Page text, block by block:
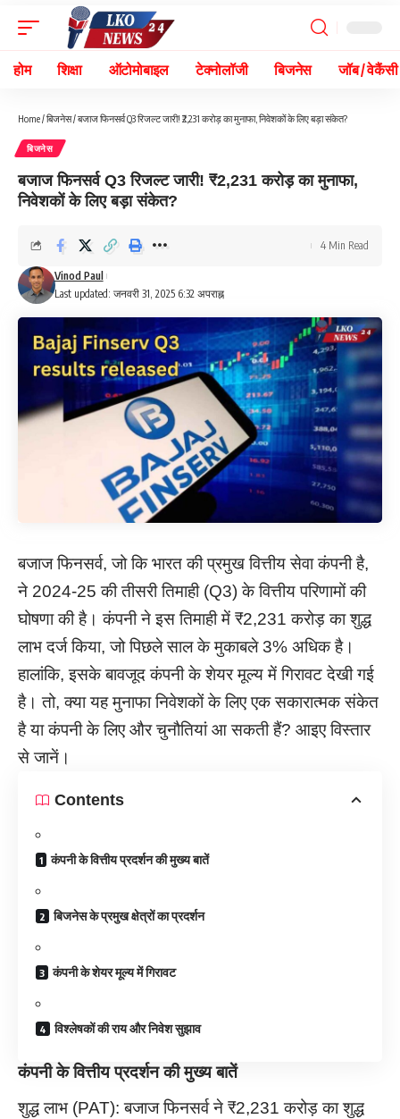
होम शिक्षा ऑटोमोबाइल टेक्नोलॉजी बिजनेस जॉब / वेकैंसी
Home/बिजनेस/बजाज फिनसर्व Q3 रिजल्ट जारी! ₹2,231 करोड़ का मुनाफा, निवेशकों के लिए बड़ा संकेत?
बिजनेस
बजाज फिनसर्व Q3 रिजल्ट जारी! ₹2,231 करोड़ का मुनाफा,
निवेशकों के लिए बड़ा संकेत?
Last updated: जनवरी 31, 2025 6:32 अपराह्न
Vinod Paul
4 Min Read
बजाज फिनसर्व, जो कि भारत की प्रमुख वित्तीय सेवा कंपनी है,
ने 2024-25 की तीसरी तिमाही (Q3) के वित्तीय परिणामों की
घोषणा की है। कंपनी ने इस तिमाही में ₹2,231 करोड़ का शुद्ध
लाभ दर्ज किया, जो पिछले साल के मुकाबले 3% अधिक है।
हालांकि, इसके बावजूद कंपनी के शेयर मूल्य में गिरावट देखी गई
है। तो, क्या यह मुनाफा निवेशकों के लिए एक सकारात्मक संकेत
है या कंपनी के लिए और चुनौतियां आ सकती हैं? आइए विस्तार
से जानें।
Contents
कंपनी के वित्तीय प्रदर्शन की मुख्य बातें
बिजनेस के प्रमुख क्षेत्रों का प्रदर्शन
कंपनी के शेयर मूल्य में गिरावट
विश्लेषकों की राय और निवेश सुझाव
कंपनी के वित्तीय प्रदर्शन की मुख्य बातें
शुद्ध लाभ (PAT): बजाज फिनसर्व ने ₹2,231 करोड़ का शुद्ध